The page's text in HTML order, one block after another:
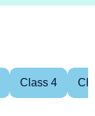
Class 4